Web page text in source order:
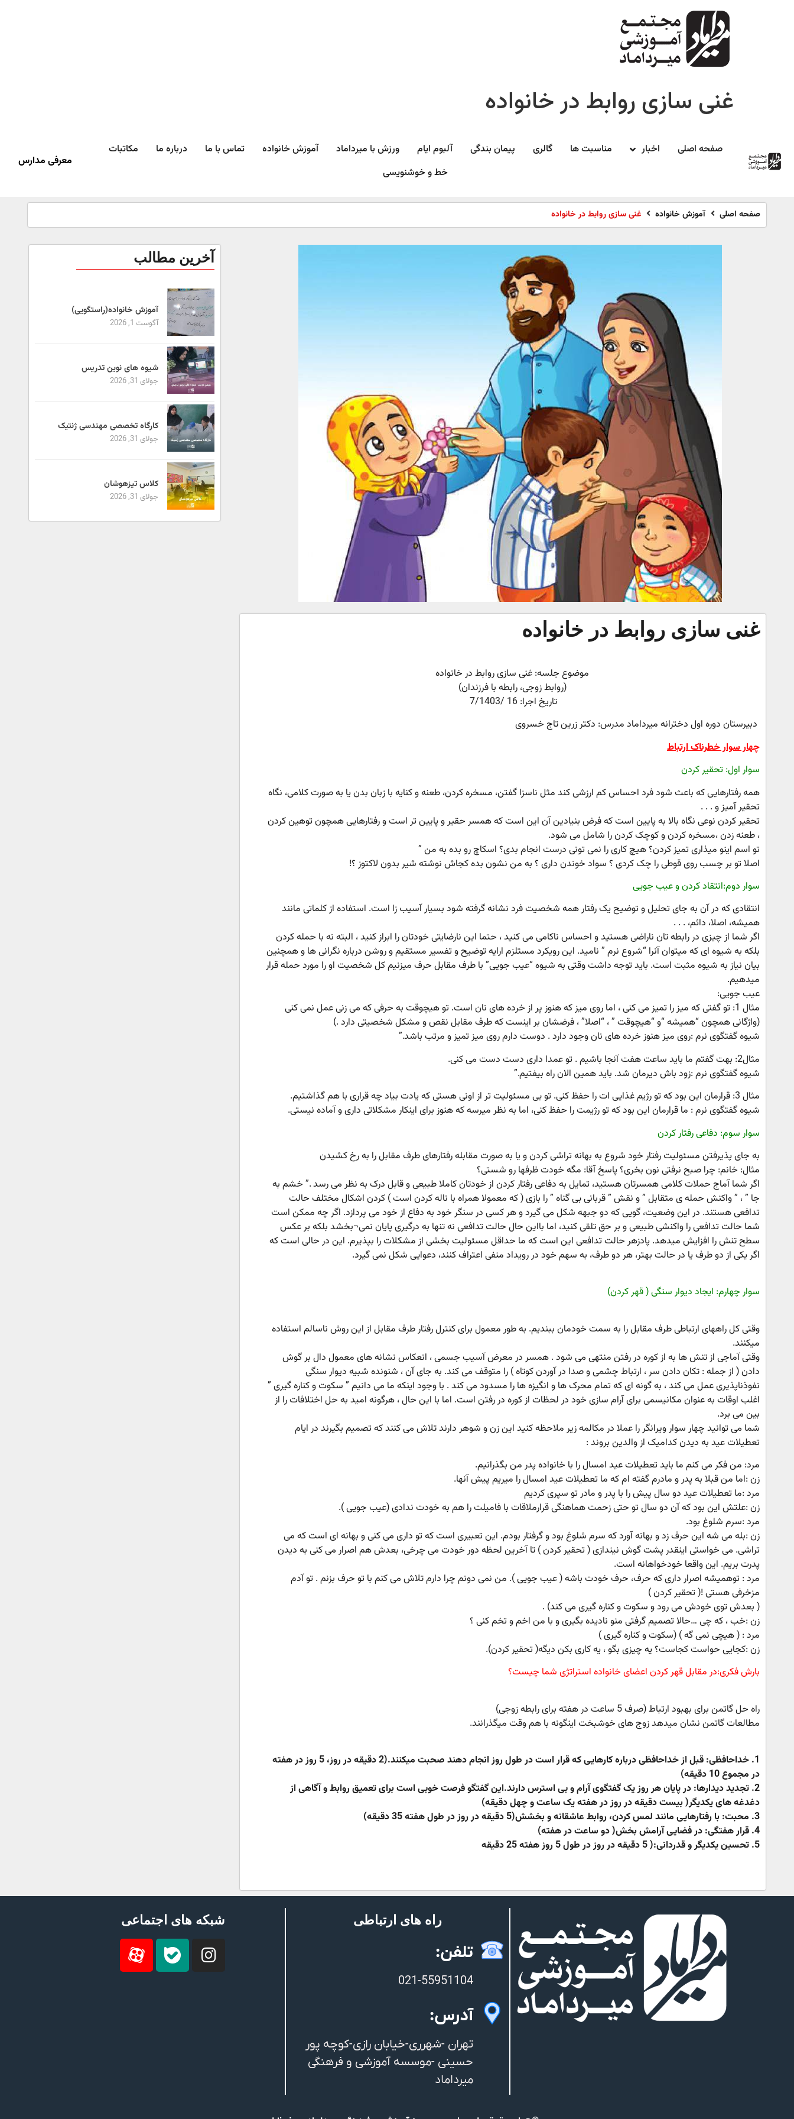
غنی سازی روابط در خانواده
صفحه اصلی اخبار مناسبت ها گالری پیمان بندگی آلبوم ایام ورزش با میرداماد​ آموزش خانواده تماس با ما درباره ما
مکاتبات
خط و خوشنویسی
معرفی مدارس
صفحه اصلی آموزش خانواده غنی سازی روابط در خانواده
غنی سازی روابط در خانواده
موضوع جلسه: غنی سازی روابط در خانواده
(روابط زوجی، رابطه با فرزندان)
تاریخ اجرا: 16 /7/1403
دبیرستان دوره اول دخترانه میرداماد مدرس: دکتر زرین تاج خسروی
چهار سوار خطرناک ارتباط
سوار اول: تحقیر کردن
همه رفتارهایی که باعث شود فرد احساس کم ارزشی کند مثل ناسزا گفتن، مسخره کردن، طعنه و کنایه با زبان بدن یا به صورت کلامی، نگاه
تحقیر آمیز و . . .
تحقیر کردن نوعی نگاه بالا به پایین است که فرض بنیادین آن این است که همسر حقیر و پایین تر است و رفتارهایی همچون توهین کردن
، طعنه زدن ،مسخره کردن و کوچک کردن را شامل می شود.
تو اسم اینو میذاری تمیز کردن؟ هیچ کاری را نمی تونی درست انجام بدی؟ اسکاچ رو بده به من ”
اصلا تو بر چسب روی قوطی را چک کردی ؟ سواد خوندن داری ؟ به من نشون بده کجاش نوشته شیر بدون لاکتوز ؟!
سوار دوم:انتقاد کردن و عیب جویی
انتقادی که در آن به جای تحلیل و توضیح یک رفتار همه شخصیت فرد نشانه گرفته شود بسیار آسیب زا است. استفاده از کلماتی مانند
همیشه، اصلا، دائم، . . .
اگر شما از چیزی در رابطه تان ناراضی هستید و احساس ناکامی می کنید ، حتما این نارضایتی خودتان را ابراز کنید ، البته نه با حمله کردن
بلکه به شیوه ای که میتوان آنرا “شروع نرم ” نامید. این رویکرد مستلزم ارایه توضیح و تفسیر مستقیم و روشن درباره نگرانی ها و همچنین
بیان نیاز به شیوه مثبت است. باید توجه داشت وقتی به شیوه “عیب جویی” با طرف مقابل حرف میزنیم کل شخصیت او را مورد حمله قرار
میدهیم.
عیب جویی:
مثال 1: تو گفتی که میز را تمیز می کنی ، اما روی میز که هنوز پر از خرده های نان است. تو هیچوقت به حرفی که می زنی عمل نمی کنی
(واژگانی همچون “همیشه “و “هیچوقت ” ، “اصلا” ، فرضشان بر اینست که طرف مقابل نقص و مشکل شخصیتی دارد .)
شیوه گفتگوی نرم :روی میز هنوز خرده های نان وجود دارد . دوست دارم روی میز تمیز و مرتب باشد.”
مثال2: بهت گفتم ما باید ساعت هفت آنجا باشیم . تو عمدا داری دست دست می کنی.
شیوه گفتگوی نرم :زود باش دیرمان شد. باید همین الان راه بیفتیم.”
مثال 3: قرارمان این بود که تو رژیم غذایی ات را حفظ کنی. تو بی مسئولیت تر از اونی هستی که یادت بیاد چه قراری با هم گذاشتیم.
شیوه گفتگوی نرم : ما قرارمان این بود که تو رژیمت را حفظ کنی، اما به نظر میرسه که هنوز برای اینکار مشکلاتی داری و آماده نیستی.
سوار سوم: دفاعی رفتار کردن
به جای پذیرفتن مسئولیت رفتار خود شروع به بهانه تراشی کردن و یا به صورت مقابله رفتارهای طرف مقابل را به رخ کشیدن
مثال: خانم: چرا صبح نرفتی نون بخری؟ پاسخ آقا: مگه خودت ظرفها رو شستی؟
اگر شما آماج حملات کلامی همسرتان هستید، تمایل به دفاعی رفتار کردن از خودتان کاملا طبیعی و قابل درک به نظر می رسد .” خشم به
جا ” ، ” واکنش حمله ی متقابل ” و نقش ” قربانی بی گناه ” را بازی ( که معمولا همراه با ناله کردن است ) کردن اشکال مختلف حالت
تدافعی هستند. در این وضعیت، گویی که دو جبهه شکل می گیرد و هر کسی در سنگر خود به دفاع از خود می پردازد. اگر چه ممکن است
شما حالت تدافعی را واکنشی طبیعی و بر حق تلقی کنید، اما بااین حال حالت تدافعی نه تنها به درگیری پایان نمی¬بخشد بلکه بر عکس
سطح تنش را افزایش میدهد. پادزهر حالت تدافعی این است که ما حداقل مسئولیت بخشی از مشکلات را بپذیرم. این در حالی است که
اگر یکی از دو طرف یا در حالت بهتر، هر دو طرف، به سهم خود در رویداد منفی اعتراف کنند، دعوایی شکل نمی گیرد.
سوار چهارم: ایجاد دیوار سنگی ( قهر کردن)
وقتی کل راههای ارتباطی طرف مقابل را به سمت خودمان ببندیم. به طور معمول برای کنترل رفتار طرف مقابل از این روش ناسالم استفاده
میکنند.
وقتی آماجی از تنش ها به از کوره در رفتن منتهی می شود . همسر در معرض آسیب جسمی ، انعکاس نشانه های معمول دال بر گوش
دادن ( از جمله : تکان دادن سر ، ارتباط چشمی و صدا در آوردن کوتاه ) را متوقف می کند. به جای آن ، شنونده شبیه دیوار سنگی
نفوذناپذیری عمل می کند ، به گونه ای که تمام محرک ها و انگیزه ها را مسدود می کند . با وجود اینکه ما می دانیم ” سکوت و کناره گیری ”
اغلب اوقات به عنوان مکانیسمی برای آرام سازی خود در لحظات از کوره در رفتن است. اما با این حال ، هرگونه امید به حل اختلافات را از
بین می برد.
شما می توانید چهار سوار ویرانگر را عملا در مکالمه زیر ملاحظه کنید این زن و شوهر دارند تلاش می کنند که تصمیم بگیرند در ایام
تعطیلات عید به دیدن کدامیک از والدین بروند :
مرد: من فکر می کنم ما باید تعطیلات عید امسال را با خانواده پدر من بگذرانیم.
زن :اما من قبلا به پدر و مادرم گفته ام که ما تعطیلات عید امسال را میریم پیش آنها.
مرد :ما تعطیلات عید دو سال پیش را با پدر و مادر تو سپری کردیم
زن :علتش این بود که آن دو سال تو حتی زحمت هماهنگی قرارملاقات با فامیلت را هم به خودت ندادی (عیب جویی ).
مرد :سرم شلوغ بود.
زن :بله می شه این حرف زد و بهانه آورد که سرم شلوغ بود و گرفتار بودم. این تعبیری است که تو داری می کنی و بهانه ای است که می
تراشی. می خواستی اینقدر پشت گوش نیندازی ( تحقیر کردن ) تا آخرین لحظه دور خودت می چرخی، بعدش هم اصرار می کنی به دیدن
پدرت بریم. این واقعا خودخواهانه است.
مرد : توهمیشه اصرار داری که حرف، حرف خودت باشه ( عیب جویی ). من نمی دونم چرا دارم تلاش می کنم با تو حرف بزنم . تو آدم
مزخرفی هستی !( تحقیر کردن )
( بعدش توی خودش می رود و سکوت و کناره گیری می کند) .
زن :خب ، که چی …حالا تصمیم گرفتی منو نادیده بگیری و با من اخم و تخم کنی ؟
مرد : ( هیچی نمی گه ) (سکوت و کناره گیری )
زن :کجایی حواست کجاست؟ یه چیزی بگو ، یه کاری بکن دیگه( تحقیر کردن).
بارش فکری:در مقابل قهر کردن اعضای خانواده استراتژی شما چیست؟
راه حل گاتمن برای بهبود ارتباط (صرف 5 ساعت در هفته برای رابطه زوجی)
مطالعات گاتمن نشان میدهد زوج های خوشبخت اینگونه با هم وقت میگذرانند.
1. خداحافظی: قبل از خداحافظی درباره کارهایی که قرار است در طول روز انجام دهند صحبت میکنند.(2 دقیقه در روز، 5 روز در هفته
در مجموع 10 دقیقه)
2. تجدید دیدارها: در پایان هر روز یک گفتگوی آرام و بی استرس دارند.این گفتگو فرصت خوبی است برای تعمیق روابط و آگاهی از
دغدغه های یکدیگر( بیست دقیقه در روز در هفته یک ساعت و چهل دقیقه)
3. محبت: با رفتارهایی مانند لمس کردن، روابط عاشقانه و بخشش(5 دقیقه در روز در طول هفته 35 دقیقه)
4. قرار هفتگی: در فضایی آرامش بخش( دو ساعت در هفته)
5. تحسین یکدیگر و قدردانی:( 5 دقیقه در روز در طول 5 روز هفته 25 دقیقه
آخرین مطالب
آموزش خانواده(راستگویی)
آگوست 1, 2026
شیوه های نوین تدریس
جولای 31, 2026
کارگاه تخصصی مهندسی ژنتیک
جولای 31, 2026
کلاس تیزهوشان
جولای 31, 2026
راه های ارتباطی
تلفن:
021-55951104
آدرس:
تهران -شهرری-خیابان رازی-کوچه پور
حسینی -موسسه آموزشی و فرهنگی
میرداماد
شبکه های اجتماعی